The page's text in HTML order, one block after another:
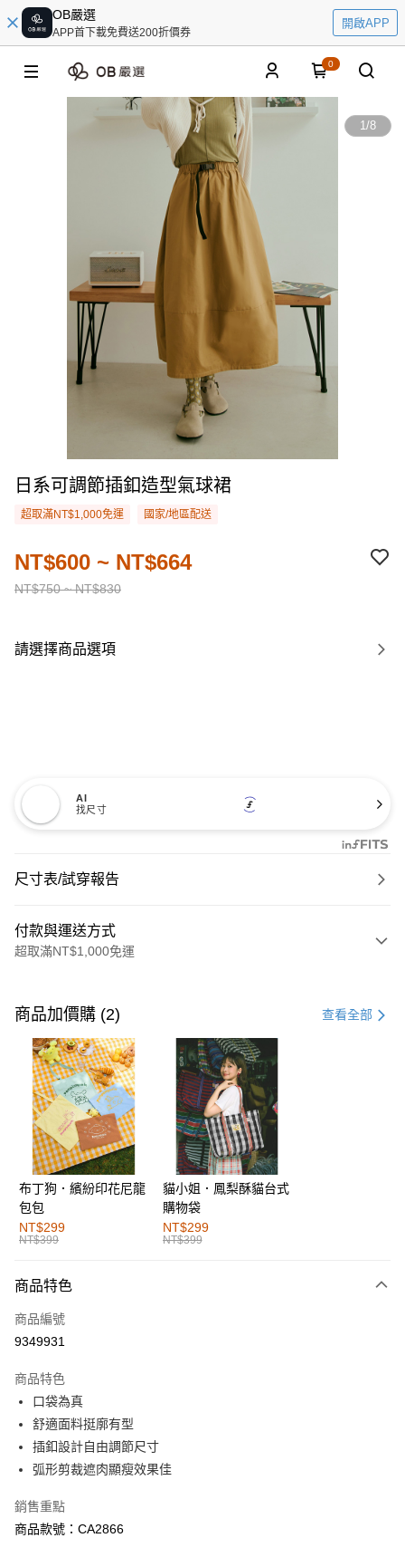
OB嚴選
APP首下載免費送200折價券
開啟APP
0
1/8
日系可調節插釦造型氣球裙
超取滿NT$1,000免運 國家/地區配送
NT$750 ~ NT$830
NT$600 ~ NT$664
請選擇商品選項
AI
找尺寸
尺寸表/試穿報告
付款與運送方式
超取滿NT$1,000免運
信用卡一次付款
購物金
超商取貨付款
LINE Pay
街口支付
運送方式
全家取貨付款
每筆NT$60，滿NT$1,000(含以上)免運費
付款後全家取貨
萊爾富取貨付款
付款後萊爾富取貨
每筆NT$60，滿NT$1,000(含以上)免運費
7-11取貨付款
每筆NT$60，滿NT$1,000(含以上)免運費
付款後7-11取貨
每筆NT$60，滿NT$1,000(含以上)免運費
商品加價購 (2) 查看全部
布丁狗．繽紛印花尼龍
包包
NT$299
NT$399
貓小姐．鳳梨酥貓台式
購物袋
NT$299
NT$399
商品特色
商品編號
9349931
商品特色
口袋為真
舒適面料挺廓有型
插釦設計自由調節尺寸
弧形剪裁遮肉顯瘦效果佳
銷售重點
商品款號：CA2866